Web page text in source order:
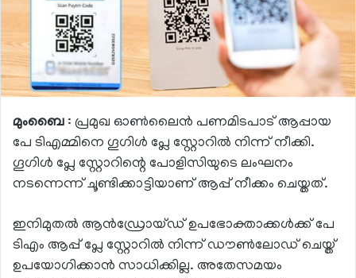
മുംബൈ : പ്രമുഖ ഓണ്‍ലൈന്‍ പണമിടപാട് ആപ്പായ
പേ ടിഎമ്മിനെ ഗൂഗിള്‍ പ്ലേ സ്റ്റോറില്‍ നിന്ന് നീക്കി.
ഗൂഗിള്‍ പ്ലേ സ്റ്റോറിന്റെ പോളിസിയുടെ ലംഘനം
നടന്നെന്ന് ചൂണ്ടിക്കാട്ടിയാണ് ആപ്പ് നീക്കം ചെയ്തത്.
ഇനിമുതല്‍ ആന്‍ഡ്രോയ്ഡ് ഉപഭോക്താക്കള്‍ക്ക് പേ
ടിഎം ആപ്പ് പ്ലേ സ്റ്റോറില്‍ നിന്ന് ഡൗണ്‍ലോഡ് ചെയ്ത്
ഉപയോഗിക്കാന്‍ സാധിക്കില്ല. അതേസമയം